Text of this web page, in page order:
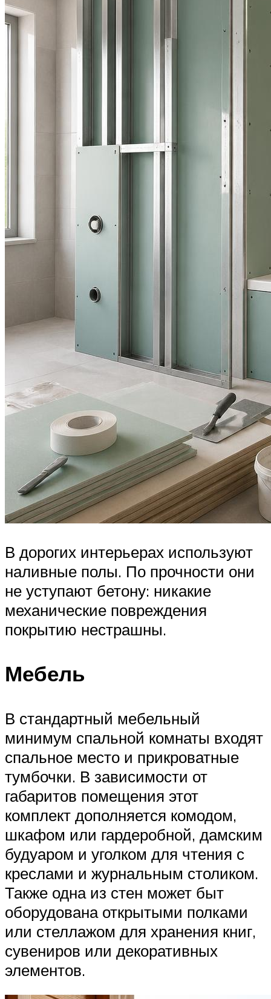
В дорогих интерьерах используют
наливные полы. По прочности они
не уступают бетону: никакие
механические повреждения
покрытию нестрашны.
Мебель
В стандартный мебельный
минимум спальной комнаты входят
спальное место и прикроватные
тумбочки. В зависимости от
габаритов помещения этот
комплект дополняется комодом,
шкафом или гардеробной, дамским
будуаром и уголком для чтения с
креслами и журнальным столиком.
Также одна из стен может быт
оборудована открытыми полками
или стеллажом для хранения книг,
сувениров или декоративных
элементов.